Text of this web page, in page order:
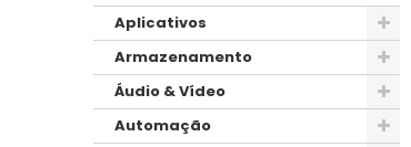
Aplicativos
Armazenamento
Áudio & Vídeo
Automação